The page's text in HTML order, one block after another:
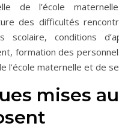
de l’école
des difficultés
scolaire, conditions
formation des
l’école maternelle et de
mises